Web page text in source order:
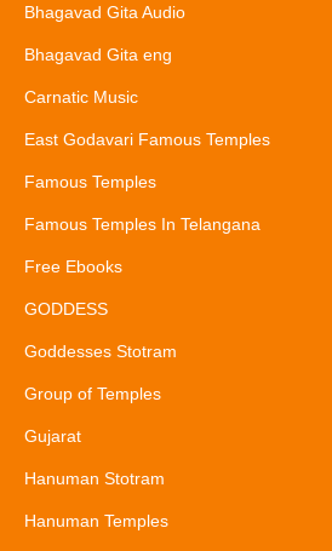
Bhagavad Gita Audio
Bhagavad Gita eng
Carnatic Music
East Godavari Famous Temples
Famous Temples
Famous Temples In Telangana
Free Ebooks
GODDESS
Goddesses Stotram
Group of Temples
Gujarat
Hanuman Stotram
Hanuman Temples